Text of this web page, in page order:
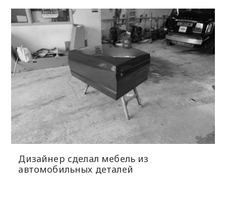
Дизайнер сделал мебель из
автомобильных деталей